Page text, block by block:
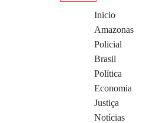
Inicio
Amazonas
Policial
Brasil
Política
Economia
Justiça
Notícias